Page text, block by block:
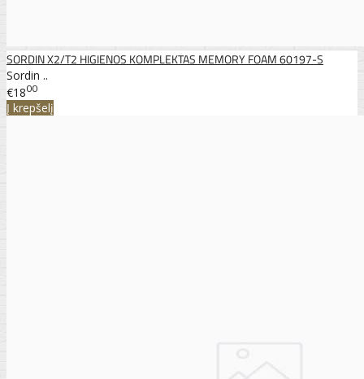
SORDIN X2/T2 HIGIENOS KOMPLEKTAS MEMORY FOAM 60197-S
Sordin ..
€1800
Į krepšelį